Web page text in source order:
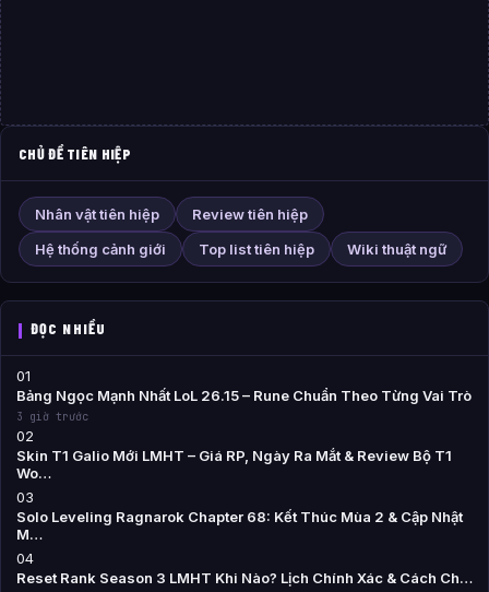
CHỦ ĐỀ TIÊN HIỆP
Nhân vật tiên hiệp
Review tiên hiệp
Hệ thống cảnh giới
Top list tiên hiệp Wiki thuật ngữ
ĐỌC NHIỀU
01
Bảng Ngọc Mạnh Nhất LoL 26.15 – Rune Chuẩn Theo Từng Vai Trò
3 giờ trước
02
Skin T1 Galio Mới LMHT – Giá RP, Ngày Ra Mắt & Review Bộ T1
Wo…
03
Solo Leveling Ragnarok Chapter 68: Kết Thúc Mùa 2 & Cập Nhật
M…
04
Reset Rank Season 3 LMHT Khi Nào? Lịch Chính Xác & Cách Ch…